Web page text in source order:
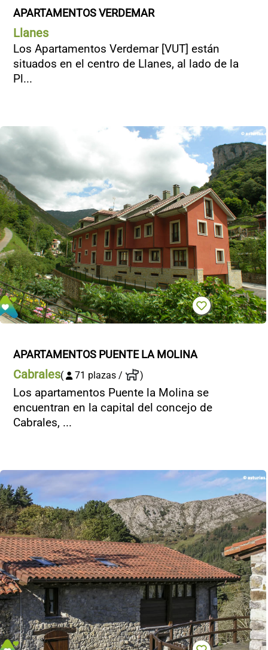
APARTAMENTOS VERDEMAR
Llanes
Los Apartamentos Verdemar [VUT] están
situados en el centro de Llanes, al lado de la
Pl...
APARTAMENTOS PUENTE LA MOLINA
Cabrales( 71 plazas / )
Los apartamentos Puente la Molina se
encuentran en la capital del concejo de
Cabrales, ...